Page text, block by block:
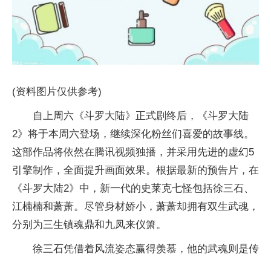
(资料图片仅供参考)
自上周六《斗罗大陆》正式剧终后，《斗罗大陆
2》将于本周六登场，继续深化粉丝们喜爱的故事线。
这部作品将依然在腾讯视频独播，并采用先进的虚幻5
引擎制作，全面提升画面效果。根据最新的预告片，在
《斗罗大陆2》中，新一代的史莱克七怪包括徐三石、
江楠楠和萧萧。尽管身材娇小，萧萧却拥有双生武魂，
分别为三生镇魂鼎和九凤来仪箫。
徐三石凭借着风流姿态赢得羡慕，他的武魂则是传